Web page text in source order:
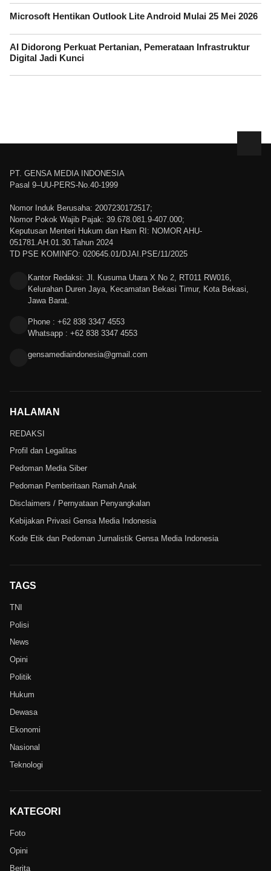
Microsoft Hentikan Outlook Lite Android Mulai 25 Mei 2026
AI Didorong Perkuat Pertanian, Pemerataan Infrastruktur
Digital Jadi Kunci
PT. GENSA MEDIA INDONESIA
Pasal 9–UU-PERS-No.40-1999
Nomor Induk Berusaha: 2007230172517;
Nomor Pokok Wajib Pajak: 39.678.081.9-407.000;
Keputusan Menteri Hukum dan Ham RI: NOMOR AHU-
051781.AH.01.30.Tahun 2024
TD PSE KOMINFO: 020645.01/DJAI.PSE/11/2025
Kantor Redaksi: Jl. Kusuma Utara X No 2, RT011 RW016,
Kelurahan Duren Jaya, Kecamatan Bekasi Timur, Kota Bekasi,
Jawa Barat.
Phone : +62 838 3347 4553
Whatsapp : +62 838 3347 4553
gensamediaindonesia@gmail.com
HALAMAN
REDAKSI
Profil dan Legalitas
Pedoman Media Siber
Pedoman Pemberitaan Ramah Anak
Disclaimers / Pernyataan Penyangkalan
Kebijakan Privasi Gensa Media Indonesia
Kode Etik dan Pedoman Jurnalistik Gensa Media Indonesia
TAGS
TNI
Polisi
News
Opini
Politik
Hukum
Dewasa
Ekonomi
Nasional
Teknologi
KATEGORI
Foto
Opini
Berita